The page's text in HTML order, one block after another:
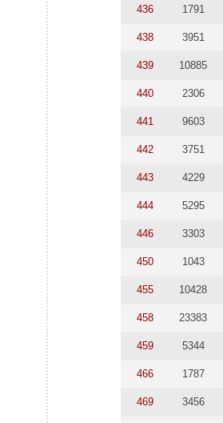
436 1791
438 3951
439 10885
440 2306
441 9603
442 3751
443 4229
444 5295
446 3303
450 1043
455 10428
458 23383
459 5344
466 1787
469 3456